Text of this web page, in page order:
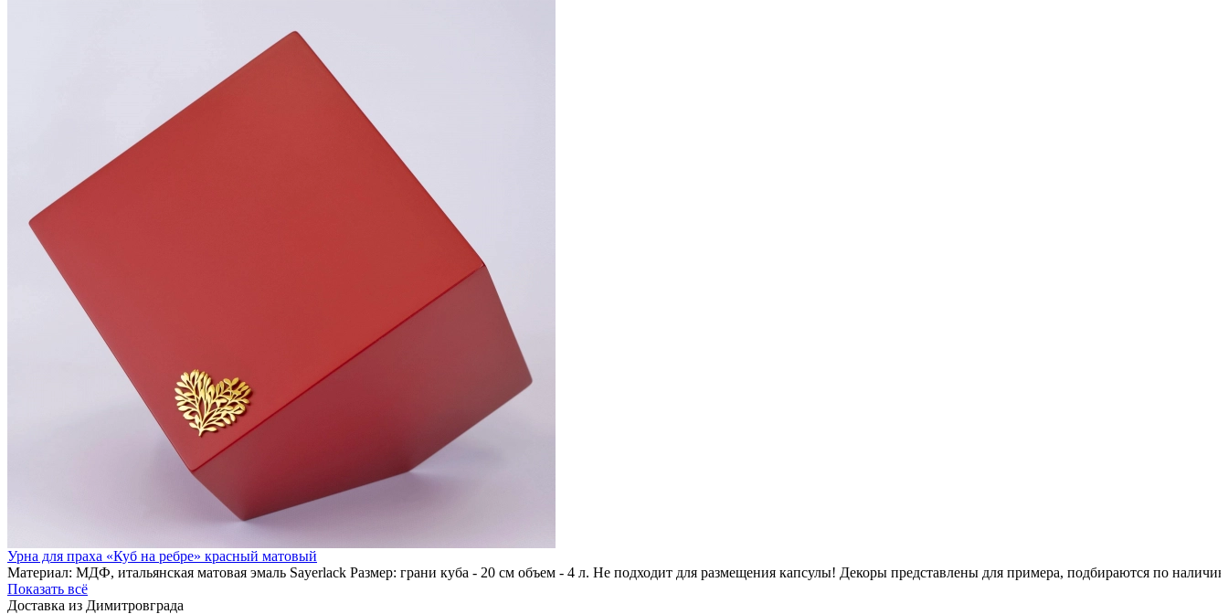
Урна для праха «Куб на ребре» красный матовый
Материал: МДФ, итальянская матовая эмаль Sayerlack Размер: грани куба - 20 см объем - 4 л. Не подходит для размещения капсулы! Декоры представлены для примера, подбираются по
Показать всё
Доставка из Димитровграда